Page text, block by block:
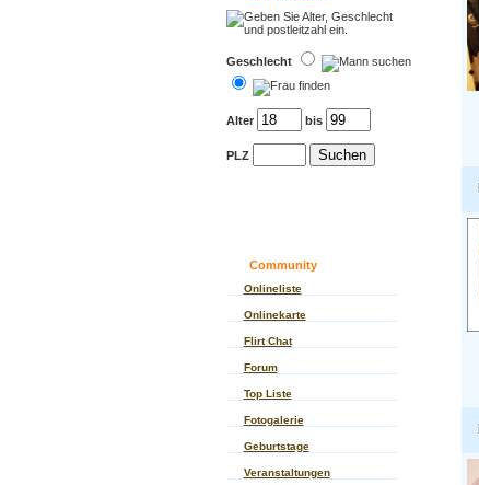
Geschlecht
Alter bis
PLZ
Community
Onlineliste
Onlinekarte
Flirt Chat
Forum
Top Liste
Fotogalerie
Geburtstage
Veranstaltungen